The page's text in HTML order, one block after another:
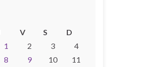
V S
D
1
2 3
4
8 9 10 11